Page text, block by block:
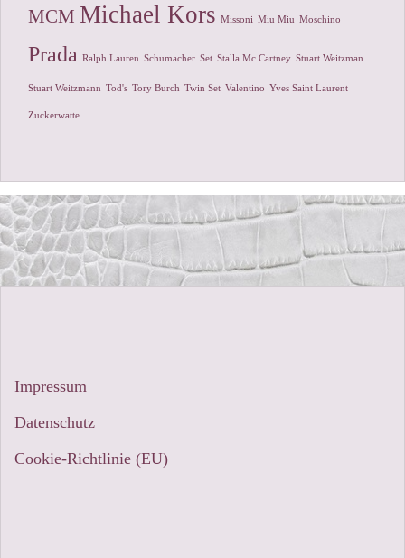
MCM Michael Kors Missoni Miu Miu Moschino
Prada Ralph Lauren Schumacher Set Stalla Mc Cartney Stuart Weitzman
Stuart Weitzmann Tod's Tory Burch Twin Set Valentino Yves Saint Laurent
Zuckerwatte
Impressum
Datenschutz
Cookie-Richtlinie (EU)